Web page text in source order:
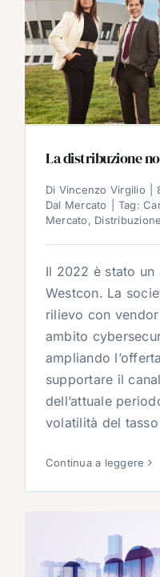
La distribuzione
Di Vincenzo Virgilio
Dal Mercato
Tag:
Mercato, Distribuzione
Il 2022 è stato
Westcon. La
rilievo con
ambito
ampliando
supportare il
dell’attuale
volatilità del
Continua a leggere